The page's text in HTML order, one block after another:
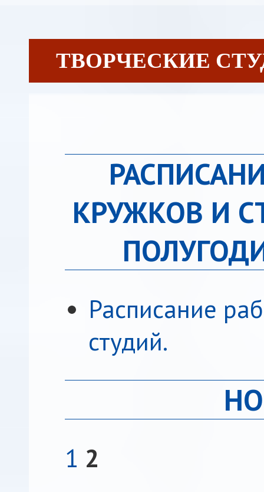
ТВОРЧЕСКИЕ
КРУЖКОВ И
Расписание
студий.
1 2